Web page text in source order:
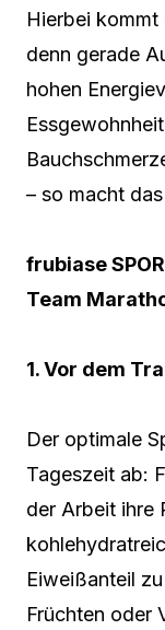
Hierbei
denn gerade
hohen
– so macht
frubiase
Team
1. Vor dem
Der optimale
Tageszeit ab:
der Arbeit ihre
Eiweißanteil
Früchten oder